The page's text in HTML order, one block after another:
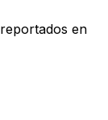
en